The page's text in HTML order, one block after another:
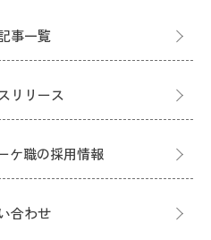
事一覧
リリース
ケ職の採用情報
合わせ